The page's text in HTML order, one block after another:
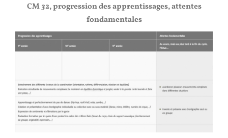
CM32, progression des apprentissages, attentes
fondamentales